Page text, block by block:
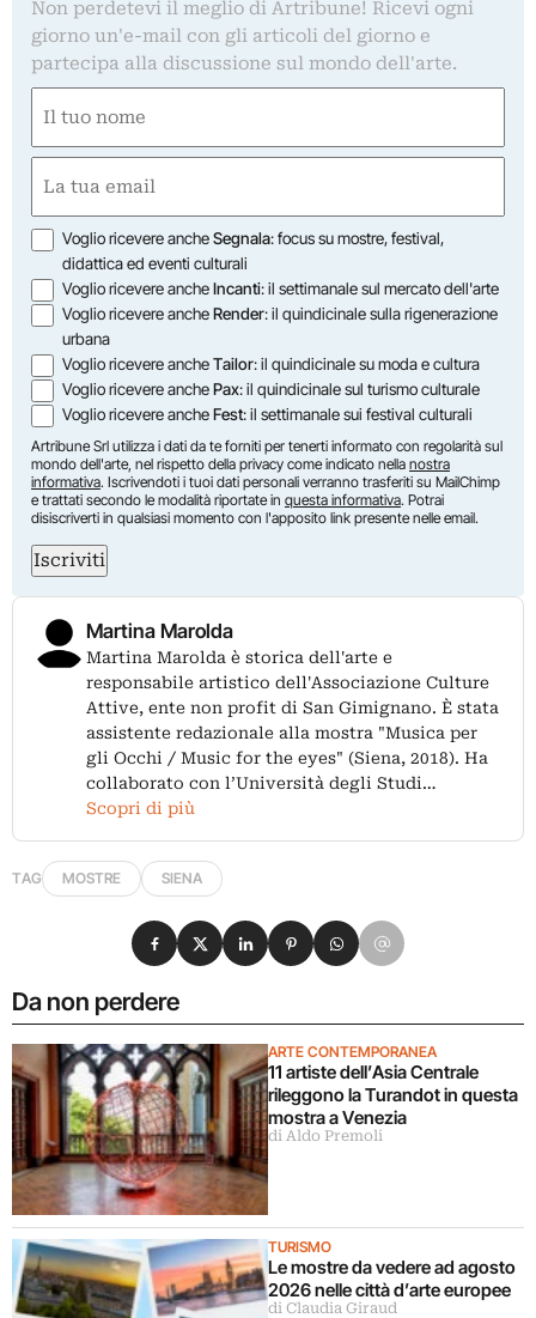
Non perdetevi il meglio di Artribune! Ricevi ogni
giorno un'e-mail con gli articoli del giorno e
partecipa alla discussione sul mondo dell'arte.
(Obbligatorio)
Nome
(Obbligatorio)
Opzioni
Voglio ricevere ancheSegnala: focus su mostre, festival,
didattica ed eventi culturali
Voglio ricevere ancheIncanti: il settimanale sul mercato dell'arte
Voglio ricevere ancheRender: il quindicinale sulla rigenerazione
urbana
Voglio ricevere ancheTailor: il quindicinale su moda e cultura
Voglio ricevere anchePax: il quindicinale sul turismo culturale
Voglio ricevere ancheFest: il settimanale sui festival culturali
Artribune Srl utilizza i dati da te forniti per tenerti informato con regolarità sul
mondo dell'arte, nel rispetto della privacy come indicato nella nostra
informativa. Iscrivendoti i tuoi dati personali verranno trasferiti su MailChimp
e trattati secondo le modalità riportate in questa informativa. Potrai
disiscriverti in qualsiasi momento con l'apposito link presente nelle email.
Iscriviti
Martina Marolda
Martina Marolda è storica dell'arte e
responsabile artistico dell'Associazione Culture
Attive, ente non profit di San Gimignano. È stata
assistente redazionale alla mostra "Musica per
gli Occhi / Music for the eyes" (Siena, 2018). Ha
collaborato con l’Università degli Studi…
Scopri di più
TAG MOSTRE SIENA
Da non perdere
ARTE CONTEMPORANEA
11 artiste dell’Asia Centrale
rileggono la Turandot in questa
mostra a Venezia
di Aldo Premoli
TURISMO
Le mostre da vedere ad agosto
2026 nelle città d’arte europee
di Claudia Giraud
Condividi su Facebook
Condividi su X
Condividi su LinkedIn
Condividi su Pinterest
Condividi su WhatsApp
Condividi su Email